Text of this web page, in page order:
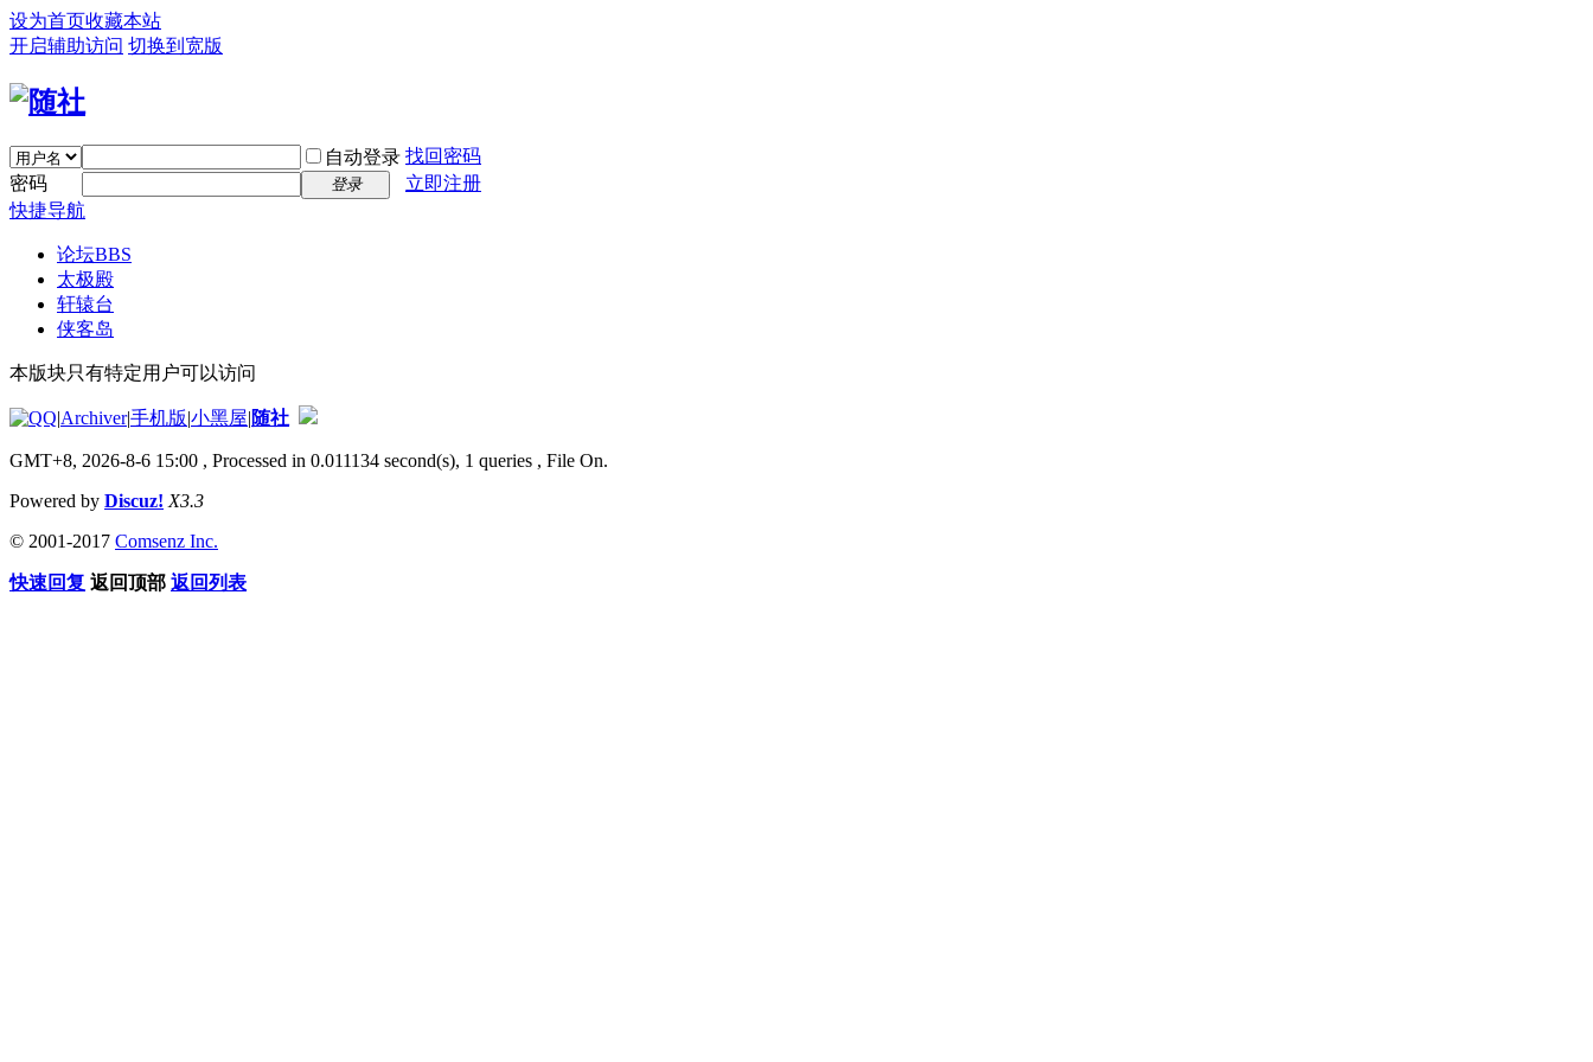
设为首页收藏本站
开启辅助访问 切换到宽版
自动登录 找回密码
密码
登录
立即注册
快捷导航
论坛BBS
太极殿
轩辕台
侠客岛
本版块只有特定用户可以访问
|Archiver|手机版|小黑屋|随社
GMT+8, 2026-8-6 15:00 , Processed in 0.011134 second(s), 1 queries , File On.
Powered by Discuz! X3.3
© 2001-2017 Comsenz Inc.
快速回复 返回顶部 返回列表